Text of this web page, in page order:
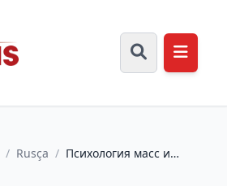
/ Rusça / Психология масс и